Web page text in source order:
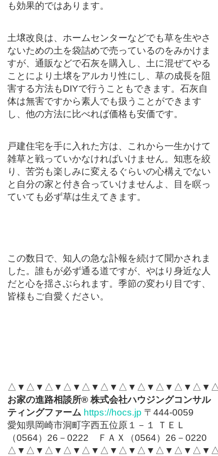
も効果的ではあります。
土壌改良は、ホームセンターなどでも草を生やさ
ないための土を袋詰めで売っているのをみかけま
すが、通販などで石灰を購入し、土に混ぜてやる
ことにより土壌をアルカリ性にし、草の成長を阻
害する方法もDIYで行うこともできます。石灰自
体は無害ですから素人でも扱うことができます
し、他の方法に比べれば価格も安価です。
戸建住宅を手に入れた方は、これから一生かけて
雑草と戦っていかなければいけません。知恵を絞
り、苦労も楽しみに変えるぐらいの心構えでない
と自分の家と付き合っていけませんよ、目を瞑っ
ていても必ず草は生えてきます。
この数日で、知人の急な訃報を続けて聞かされま
した。誰もが必ず通る道ですが、やはり身近な人
だと心を揺さぶられます。季節の変わり目です、
皆様もご自愛ください。
お家の進路相談所® 株式会社ハウジングコンサル
ティングファーム https://hocs.jp 〒444-0059
愛知県岡崎市洞町字西五位原１－１ ＴＥＬ
（0564）26－0222 ＦＡＸ（0564）26－0220